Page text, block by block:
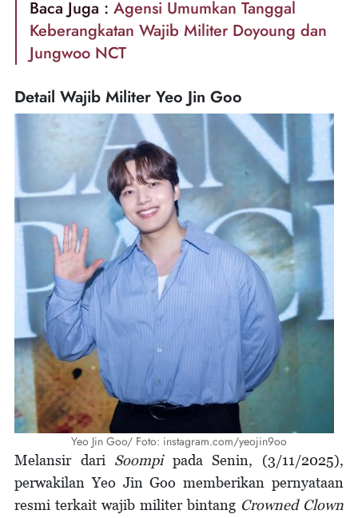
Baca Juga : Agensi Umumkan Tanggal
Keberangkatan Wajib Militer Doyoung dan
Jungwoo NCT
Detail Wajib Militer Yeo Jin Goo
Yeo Jin Goo/ Foto: instagram.com/yeojin9oo
Melansir dari Soompipada Senin, (3/11/2025),
perwakilan Yeo Jin Goo memberikan pernyataan
resmi terkait wajib militer bintang Crowned Clown